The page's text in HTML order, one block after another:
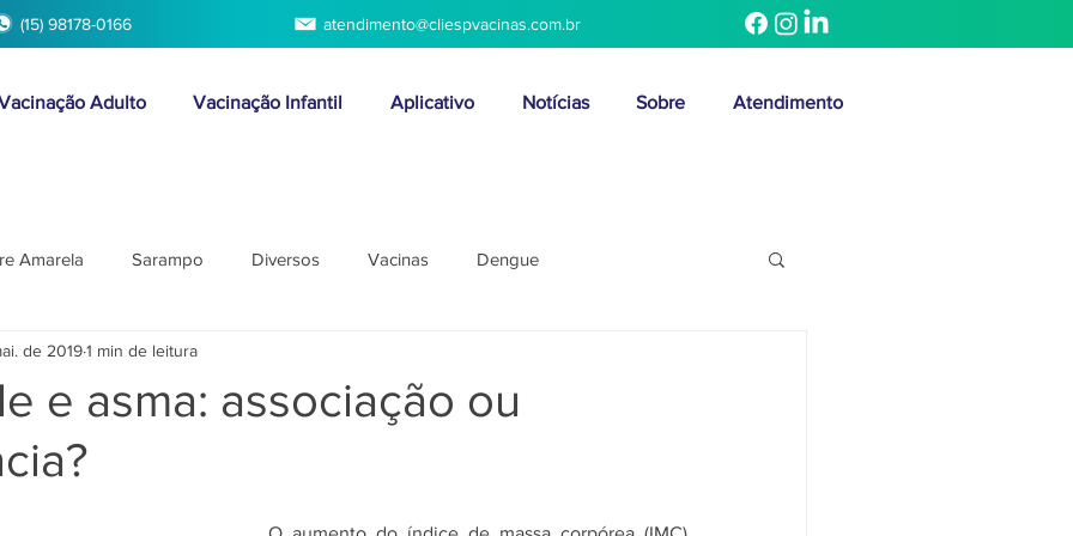
(15) 98178-0166 atendimento@cliespvacinas.com.br
Adulto Vacinação Infantil Aplicativo Notícias Sobre Atendimento
Amarela Sarampo Diversos Vacinas Dengue
e asma: associação ou
de 20191 min de leitura